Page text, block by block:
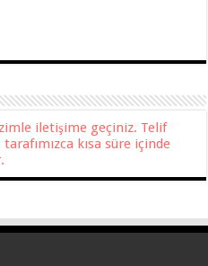
iletişime geçiniz. Telif
kısa süre içinde